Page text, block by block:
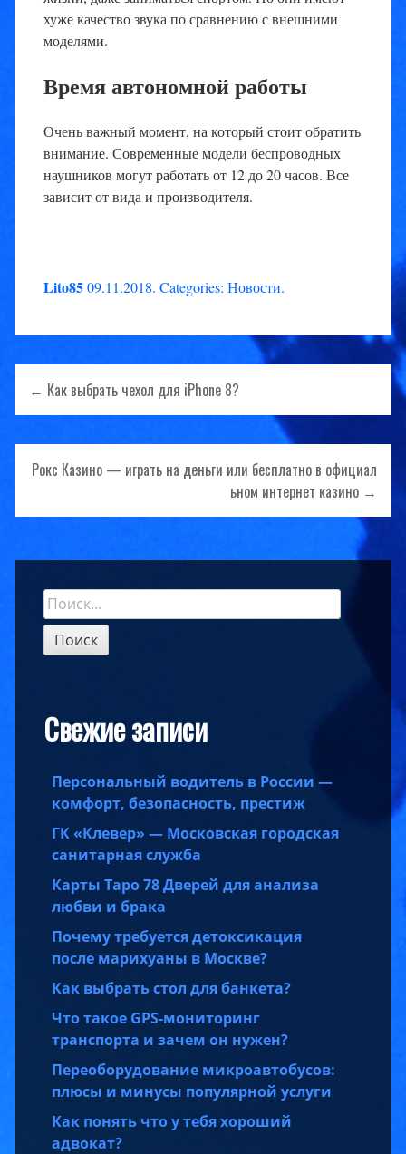
хуже качество звука по сравнению с внешними
моделями.
Время автономной работы
Очень важный момент, на который стоит обратить
внимание. Современные модели беспроводных
наушников могут работать от 12 до 20 часов. Все
зависит от вида и производителя.
Lito8509.11.2018. Categories: Новости.
Навигация
по
записям
← Как выбрать чехол для iPhone 8?
Рокс Казино — играть на деньги или бесплатно в официал
ьном интернет казино →
Sidebar
Найти:
Свежие записи
Персональный водитель в России —
комфорт, безопасность, престиж
ГК «Клевер» — Московская городская
санитарная служба
Карты Таро 78 Дверей для анализа
любви и брака
Почему требуется детоксикация
после марихуаны в Москве?
Как выбрать стол для банкета?
Что такое GPS-мониторинг
транспорта и зачем он нужен?
Переоборудование микроавтобусов:
плюсы и минусы популярной услуги
Как понять что у тебя хороший
адвокат?